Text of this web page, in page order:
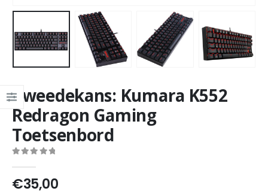
Tweedekans: Kumara K552
Redragon Gaming
Toetsenbord
€35,00